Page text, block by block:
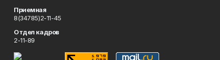
Приемная
8(34785)2-11-45
Отдел кадров
2-11-89